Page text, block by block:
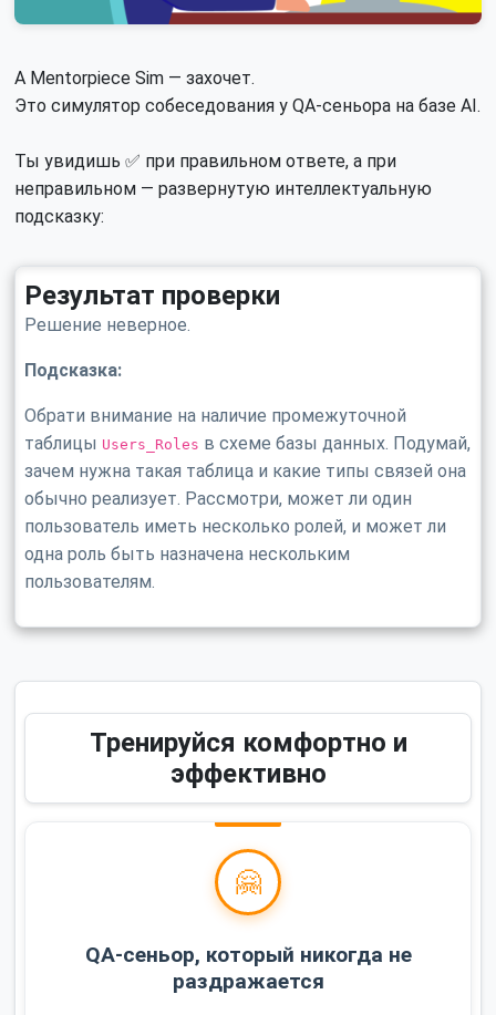
А Mentorpiece Sim — захочет.
Это симулятор собеседования у QA-сеньора на базе AI.
Ты увидишь ✅ при правильном ответе, а при
неправильном — развернутую интеллектуальную
подсказку:
Результат проверки
Решение неверное.
Подсказка:
Обрати внимание на наличие промежуточной
таблицы Users_Roles в схеме базы данных. Подумай,
зачем нужна такая таблица и какие типы связей она
обычно реализует. Рассмотри, может ли один
пользователь иметь несколько ролей, и может ли
одна роль быть назначена нескольким
пользователям.
Тренируйся комфортно и
эффективно
🤗
QA-сеньор, который никогда не
раздражается